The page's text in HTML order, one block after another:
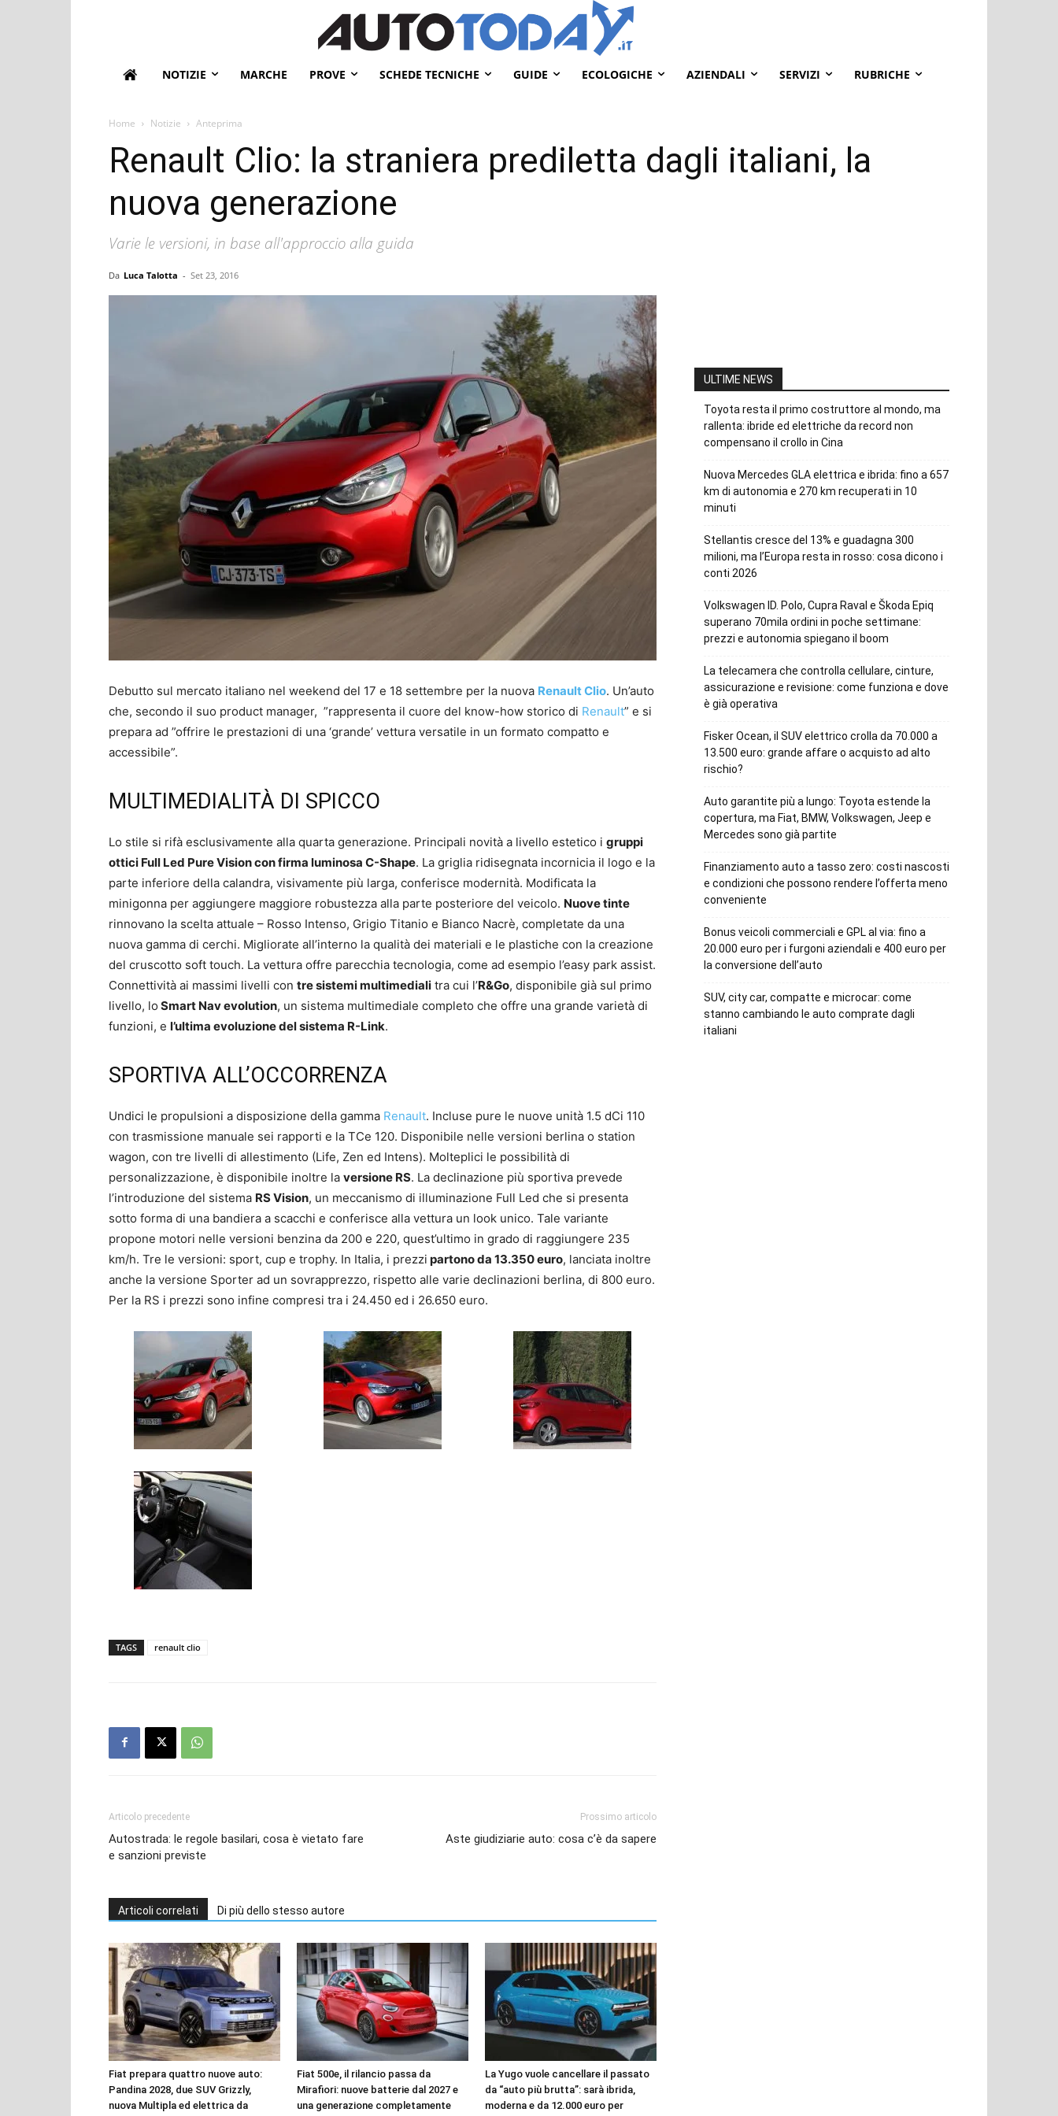
NOTIZIE MARCHE PROVE SCHEDE TECNICHE GUIDE ECOLOGICHE AZIENDALI SERVIZI RUBRICHE
Home Notizie Anteprima
Renault Clio: la straniera prediletta dagli italiani, la
nuova generazione
Varie le versioni, in base all'approccio alla guida
Da Luca Talotta - Set 23, 2016
Debutto sul mercato italiano nel weekend del 17 e 18 settembre per la nuova Renault Clio. Un’auto
che, secondo il suo product manager, ”rappresenta il cuore del know-how storico di Renault” e si
prepara ad ”offrire le prestazioni di una ‘grande’ vettura versatile in un formato compatto e
accessibile”.
MULTIMEDIALITÀ DI SPICCO
Lo stile si rifà esclusivamente alla quarta generazione. Principali novità a livello estetico i gruppi
ottici Full Led Pure Vision con firma luminosa C-Shape. La griglia ridisegnata incornicia il logo e la
parte inferiore della calandra, visivamente più larga, conferisce modernità. Modificata la
minigonna per aggiungere maggiore robustezza alla parte posteriore del veicolo. Nuove tinte
rinnovano la scelta attuale – Rosso Intenso, Grigio Titanio e Bianco Nacrè, completate da una
nuova gamma di cerchi. Migliorate all’interno la qualità dei materiali e le plastiche con la creazione
del cruscotto soft touch. La vettura offre parecchia tecnologia, come ad esempio l’easy park assist.
Connettività ai massimi livelli con tre sistemi multimediali tra cui l’R&Go, disponibile già sul primo
livello, lo Smart Nav evolution, un sistema multimediale completo che offre una grande varietà di
funzioni, e l’ultima evoluzione del sistema R-Link.
SPORTIVA ALL’OCCORRENZA
Undici le propulsioni a disposizione della gamma Renault. Incluse pure le nuove unità 1.5 dCi 110
con trasmissione manuale sei rapporti e la TCe 120. Disponibile nelle versioni berlina o station
wagon, con tre livelli di allestimento (Life, Zen ed Intens). Molteplici le possibilità di
personalizzazione, è disponibile inoltre la versione RS. La declinazione più sportiva prevede
l’introduzione del sistema RS Vision, un meccanismo di illuminazione Full Led che si presenta
sotto forma di una bandiera a scacchi e conferisce alla vettura un look unico. Tale variante
propone motori nelle versioni benzina da 200 e 220, quest’ultimo in grado di raggiungere 235
km/h. Tre le versioni: sport, cup e trophy. In Italia, i prezzi partono da 13.350 euro, lanciata inoltre
anche la versione Sporter ad un sovrapprezzo, rispetto alle varie declinazioni berlina, di 800 euro.
Per la RS i prezzi sono infine compresi tra i 24.450 ed i 26.650 euro.
TAGS renault clio
Articolo precedente
Autostrada: le regole basilari, cosa è vietato fare
e sanzioni previste
Prossimo articolo
Aste giudiziarie auto: cosa c’è da sapere
Articoli correlati Di più dello stesso autore
Fiat prepara quattro nuove auto:
Pandina 2028, due SUV Grizzly,
nuova Multipla ed elettrica da
Fiat 500e, il rilancio passa da
Mirafiori: nuove batterie dal 2027 e
una generazione completamente
La Yugo vuole cancellare il passato
da “auto più brutta”: sarà ibrida,
moderna e da 12.000 euro per
ULTIME NEWS
Toyota resta il primo costruttore al mondo, ma
rallenta: ibride ed elettriche da record non
compensano il crollo in Cina
Nuova Mercedes GLA elettrica e ibrida: fino a 657
km di autonomia e 270 km recuperati in 10
minuti
Stellantis cresce del 13% e guadagna 300
milioni, ma l’Europa resta in rosso: cosa dicono i
conti 2026
Volkswagen ID. Polo, Cupra Raval e Škoda Epiq
superano 70mila ordini in poche settimane:
prezzi e autonomia spiegano il boom
La telecamera che controlla cellulare, cinture,
assicurazione e revisione: come funziona e dove
è già operativa
Fisker Ocean, il SUV elettrico crolla da 70.000 a
13.500 euro: grande affare o acquisto ad alto
rischio?
Auto garantite più a lungo: Toyota estende la
copertura, ma Fiat, BMW, Volkswagen, Jeep e
Mercedes sono già partite
Finanziamento auto a tasso zero: costi nascosti
e condizioni che possono rendere l’offerta meno
conveniente
Bonus veicoli commerciali e GPL al via: fino a
20.000 euro per i furgoni aziendali e 400 euro per
la conversione dell’auto
SUV, city car, compatte e microcar: come
stanno cambiando le auto comprate dagli
italiani